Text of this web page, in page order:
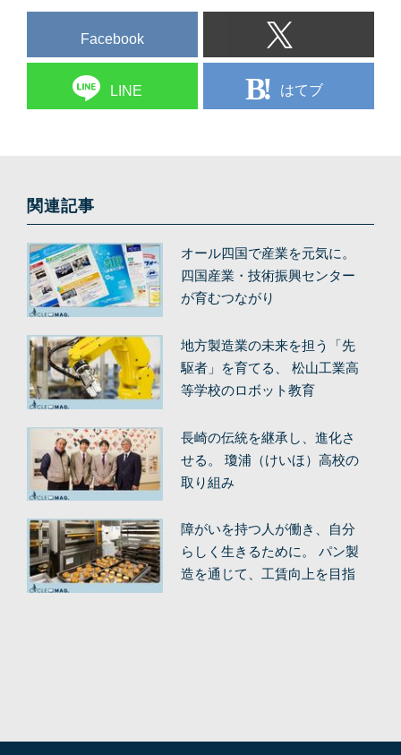
Facebook
LINE はてブ
関連記事
オール四国で産業を元気に。
四国産業・技術振興センター
が育むつながり
地方製造業の未来を担う「先
駆者」を育てる、 松山工業高
等学校のロボット教育
長崎の伝統を継承し、進化さ
せる。 瓊浦（けいほ）高校の
取り組み
障がいを持つ人が働き、自分
らしく生きるために。 パン製
造を通じて、工賃向上を目指